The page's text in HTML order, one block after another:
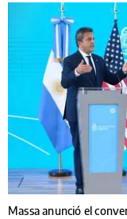
Massa anunció el